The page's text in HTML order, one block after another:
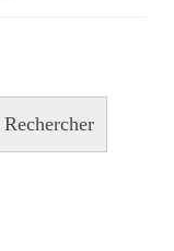
Rechercher